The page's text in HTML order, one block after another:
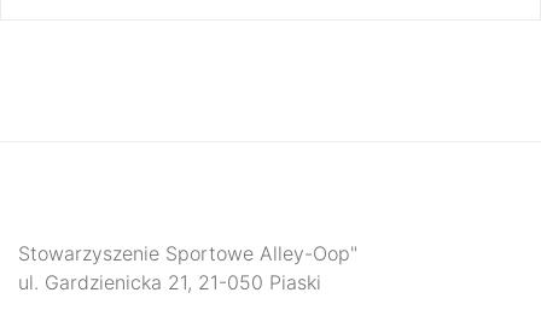
Stowarzyszenie Sportowe Alley-Oop"
ul. Gardzienicka 21, 21-050 Piaski